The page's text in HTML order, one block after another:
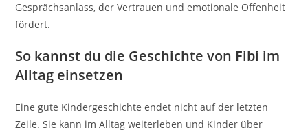
Gesprächsanlass, der Vertrauen und emotionale Offenheit
fördert.
So kannst du die Geschichte von Fibi im
Alltag einsetzen
Eine gute Kindergeschichte endet nicht auf der letzten
Zeile. Sie kann im Alltag weiterleben und Kinder über